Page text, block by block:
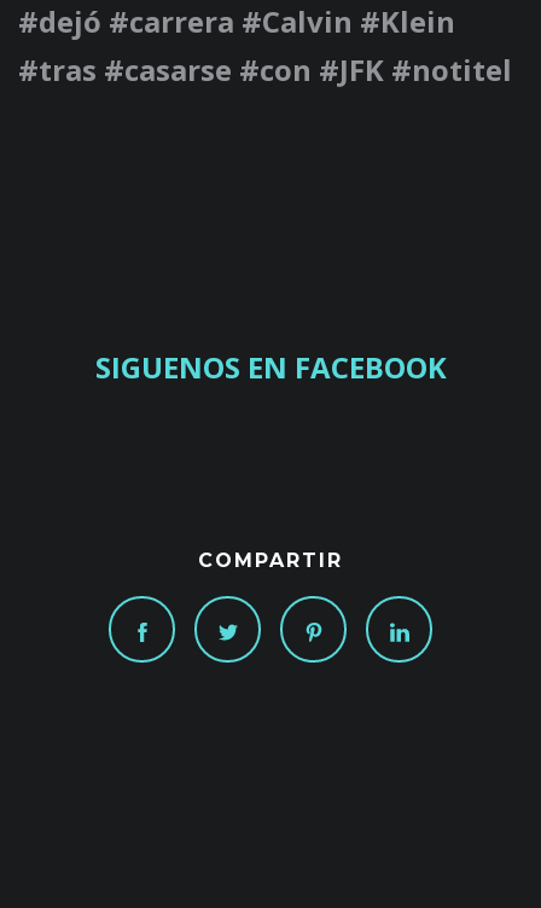
#dejó #carrera #Calvin #Klein
#tras #casarse #con #JFK #notitel
SIGUENOS EN FACEBOOK
COMPARTIR